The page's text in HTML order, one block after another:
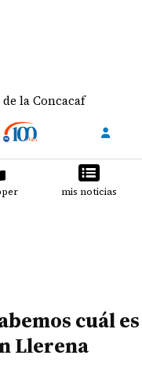
mis noticias
cuál es
Llerena